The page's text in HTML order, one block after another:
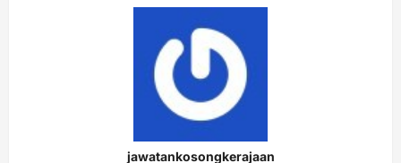
jawatankosongkerajaan